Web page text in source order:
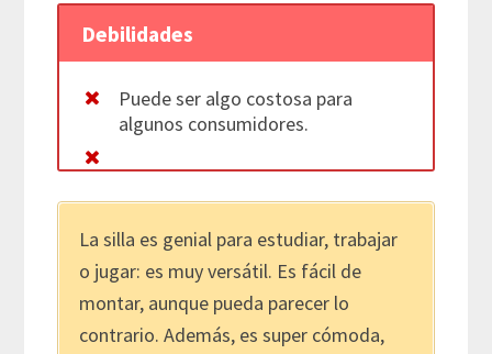
Debilidades
Puede ser algo costosa para
algunos consumidores.
La silla es genial para estudiar, trabajar
o jugar: es muy versátil. Es fácil de
montar, aunque pueda parecer lo
contrario. Además, es super cómoda,